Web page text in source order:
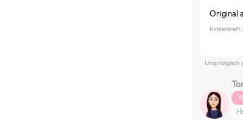
Original
Kinderkraft
Ursprünglich